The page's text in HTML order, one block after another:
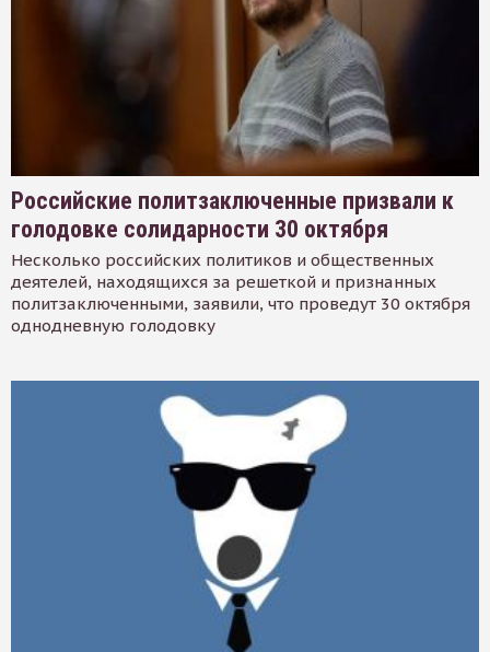
Российские политзаключенные призвали к
голодовке солидарности 30 октября
Несколько российских политиков и общественных
деятелей, находящихся за решеткой и признанных
политзаключенными, заявили, что проведут 30 октября
однодневную голодовку